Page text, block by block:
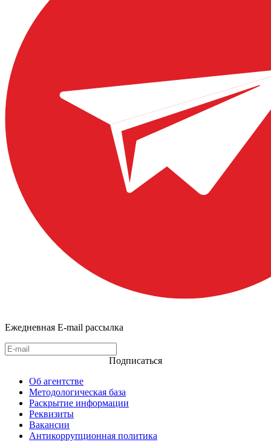
Ежедневная E-mail рассылка
Подписаться
Об агентстве
Методологическая база
Раскрытие информации
Реквизиты
Вакансии
Антикоррупционная политика